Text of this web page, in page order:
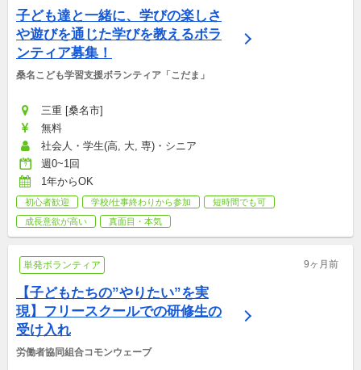
子ども達と一緒に、学びの楽しさ
や遊びを通じた学びを教えるボラ
ンティア募集！
桑名こども学習支援ボランティア「こだま」
三重 [桑名市]
無料
社会人・学生(高, 大, 専)・シニア
週0~1回
1年からOK
初心者歓迎 学校/仕事終わりから参加
短時間でも可
成長意欲が高い
真面目・本気
単発ボランティア 9ヶ月前
【子どもたちの”やりたい”を実
現】フリースクールでの研修生の
受け入れ
労働者協同組合コモンウェーブ